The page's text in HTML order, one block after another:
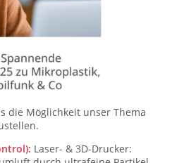
die Möglichkeit unser Thema
Laser- & 3D-Drucker: